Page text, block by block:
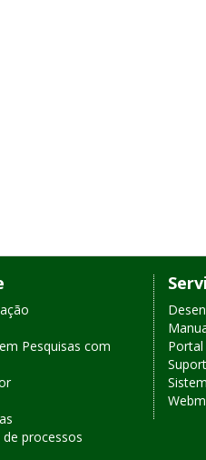
Pesquisas com
processos
Portal